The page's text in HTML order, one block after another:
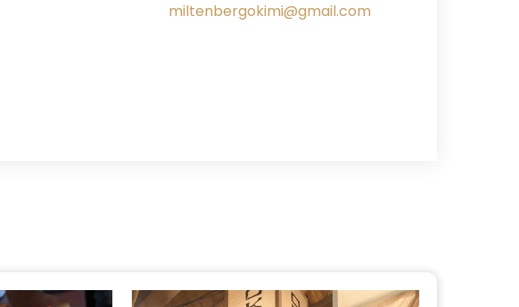
miltenbergokimi@gmail.com